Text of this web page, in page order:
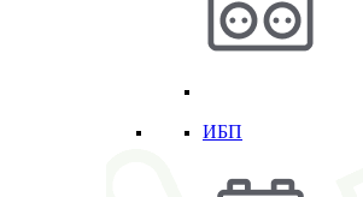
ИБП